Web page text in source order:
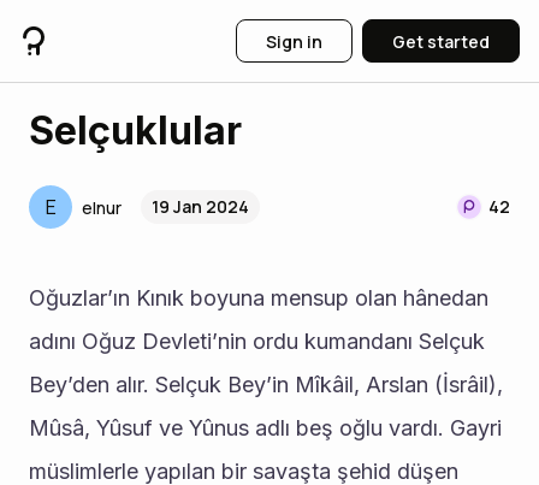
Sign in Get started
Selçuklular
E elnur 19 Jan 2024 42
Oğuzlar’ın Kınık boyuna mensup olan hânedan
adını Oğuz Devleti’nin ordu kumandanı Selçuk
Bey’den alır. Selçuk Bey’in Mîkâil, Arslan (İsrâil),
Mûsâ, Yûsuf ve Yûnus adlı beş oğlu vardı. Gayri
müslimlerle yapılan bir savaşta şehid düşen